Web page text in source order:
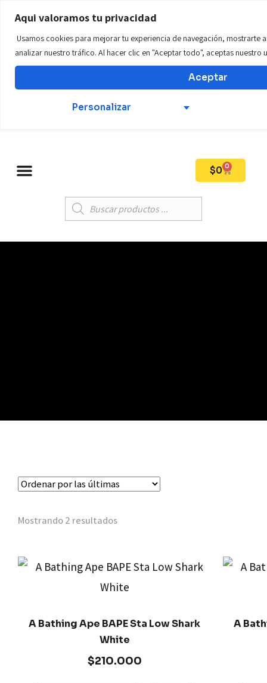
Aqui valoramos tu privacidad
Usamos cookies para mejorar tu experiencia de navegación, mostrarte
analizar nuestro tráfico. Al hacer clic en "Aceptar todo", aceptas nuestro
Personalizar
Aceptar
Teléfono: +57 312 569 6924
$0 0
Mostrando 2 resultados
A Bathing Ape BAPE Sta Low Shark
White
$210.000
A